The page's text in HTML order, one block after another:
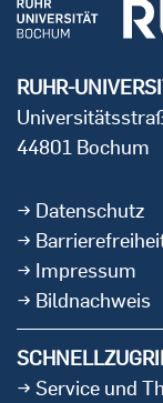
RUHR-
44801 Bochum
Datenschutz
Impressum
Bildnachweis
Service und